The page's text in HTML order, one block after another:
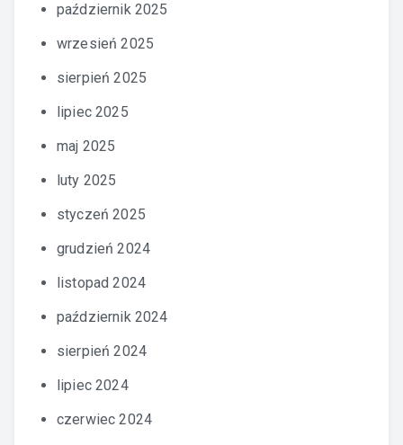
październik 2025
wrzesień 2025
sierpień 2025
lipiec 2025
maj 2025
luty 2025
styczeń 2025
grudzień 2024
listopad 2024
październik 2024
sierpień 2024
lipiec 2024
czerwiec 2024